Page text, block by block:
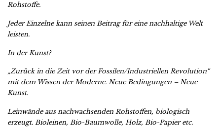
Rohstoffe.
Jeder Einzelne kann seinen Beitrag für eine nachhaltige Welt
leisten.
In der Kunst?
„Zurück in die Zeit vor der Fossilen/Industriellen Revolution“
mit dem Wissen der Moderne. Neue Bedingungen – Neue
Kunst.
Leinwände aus nachwachsenden Rohstoffen, biologisch
erzeugt. Bioleinen, Bio-Baumwolle, Holz, Bio-Papier etc.